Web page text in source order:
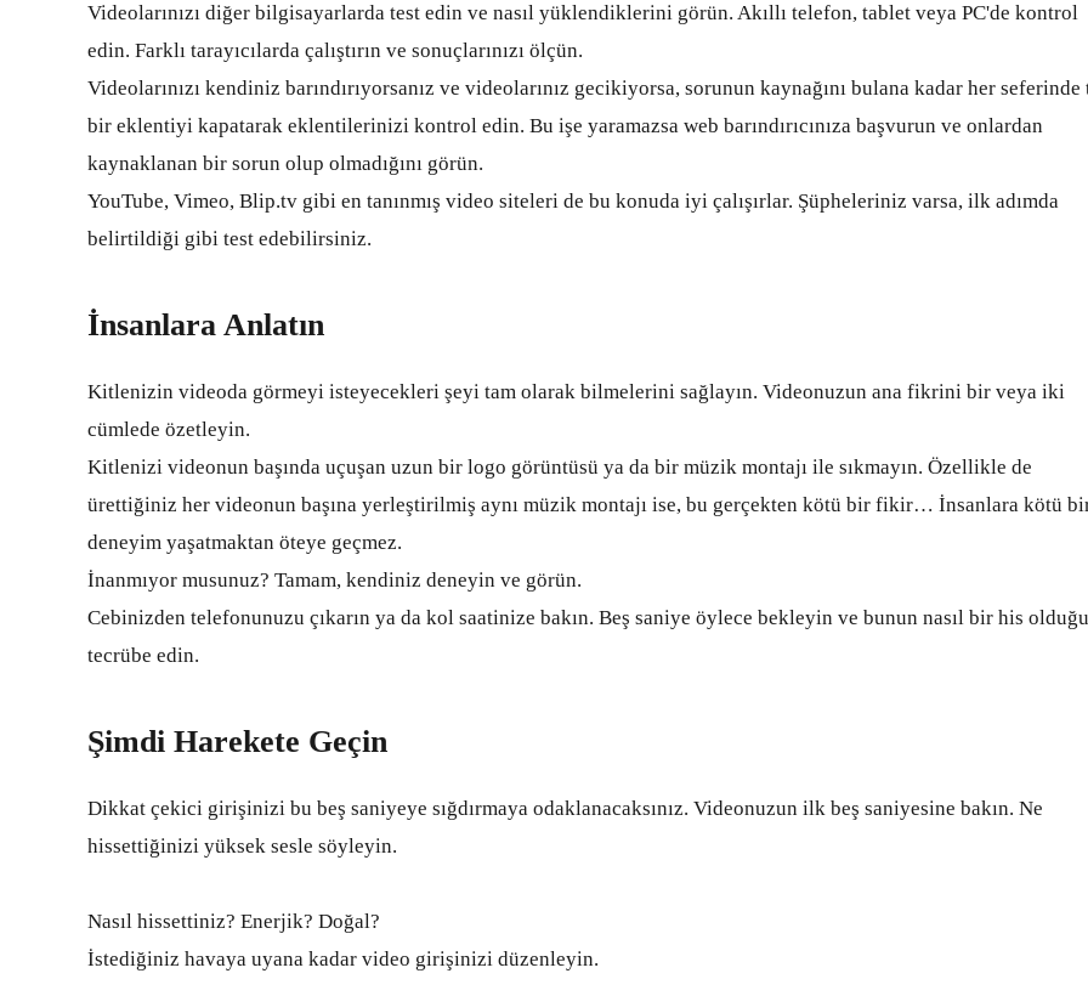
Videolarınızı diğer bilgisayarlarda test edin ve nasıl yüklendiklerini görün. Akıllı telefon, tablet veya PC'de kontrol
edin. Farklı tarayıcılarda çalıştırın ve sonuçlarınızı ölçün.
Videolarınızı kendiniz barındırıyorsanız ve videolarınız gecikiyorsa, sorunun kaynağını bulana kadar her seferinde
bir eklentiyi kapatarak eklentilerinizi kontrol edin. Bu işe yaramazsa web barındırıcınıza başvurun ve onlardan
kaynaklanan bir sorun olup olmadığını görün.
YouTube, Vimeo, Blip.tv gibi en tanınmış video siteleri de bu konuda iyi çalışırlar. Şüpheleriniz varsa, ilk adımda
belirtildiği gibi test edebilirsiniz.
İnsanlara Anlatın
Kitlenizin videoda görmeyi isteyecekleri şeyi tam olarak bilmelerini sağlayın. Videonuzun ana fikrini bir veya iki
cümlede özetleyin.
Kitlenizi videonun başında uçuşan uzun bir logo görüntüsü ya da bir müzik montajı ile sıkmayın. Özellikle de
ürettiğiniz her videonun başına yerleştirilmiş aynı müzik montajı ise, bu gerçekten kötü bir fikir… İnsanlara kötü
deneyim yaşatmaktan öteye geçmez.
İnanmıyor musunuz? Tamam, kendiniz deneyin ve görün.
Cebinizden telefonunuzu çıkarın ya da kol saatinize bakın. Beş saniye öylece bekleyin ve bunun nasıl bir his
tecrübe edin.
Şimdi Harekete Geçin
Dikkat çekici girişinizi bu beş saniyeye sığdırmaya odaklanacaksınız. Videonuzun ilk beş saniyesine bakın. Ne
hissettiğinizi yüksek sesle söyleyin.
Nasıl hissettiniz? Enerjik? Doğal?
İstediğiniz havaya uyana kadar video girişinizi düzenleyin.